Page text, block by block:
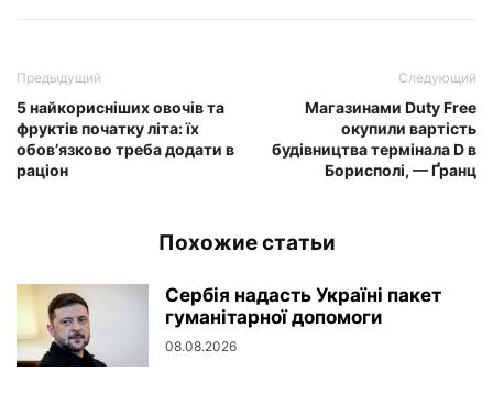
Предыдущий
5 найкорисніших овочів та
фруктів початку літа: їх
обовʼязково треба додати в
раціон
Следующий
Магазинами Duty Free
окупили вартість
будівництва термінала D в
Борисполі, — Ґранц
Похожие статьи
Сербія надасть Україні пакет
гуманітарної допомоги
08.08.2026